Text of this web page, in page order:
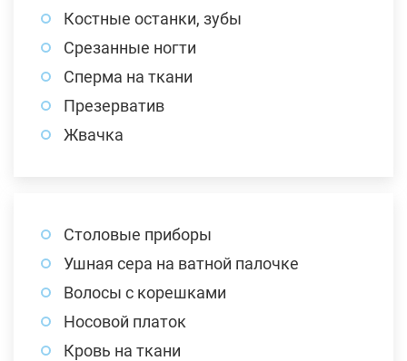
Костные останки, зубы
Срезанные ногти
Сперма на ткани
Презерватив
Жвачка
Столовые приборы
Ушная сера на ватной палочке
Волосы с корешками
Носовой платок
Кровь на ткани